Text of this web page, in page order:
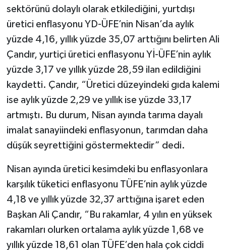
sektörünü dolaylı olarak etkilediğini, yurtdışı
üretici enflasyonu YD-ÜFE’nin Nisan’da aylık
yüzde 4,16, yıllık yüzde 35,07 arttığını belirten Ali
Çandır, yurtiçi üretici enflasyonu Yİ-ÜFE’nin aylık
yüzde 3,17 ve yıllık yüzde 28,59 ilan edildiğini
kaydetti. Çandır, “Üretici düzeyindeki gıda kalemi
ise aylık yüzde 2,29 ve yıllık ise yüzde 33,17
artmıştı. Bu durum, Nisan ayında tarıma dayalı
imalat sanayiindeki enflasyonun, tarımdan daha
düşük seyrettiğini göstermektedir” dedi.
Nisan ayında üretici kesimdeki bu enflasyonlara
karşılık tüketici enflasyonu TÜFE’nin aylık yüzde
4,18 ve yıllık yüzde 32,37 arttığına işaret eden
Başkan Ali Çandır, “Bu rakamlar, 4 yılın en yüksek
rakamları olurken ortalama aylık yüzde 1,68 ve
yıllık yüzde 18,61 olan TÜFE’den hala çok ciddi